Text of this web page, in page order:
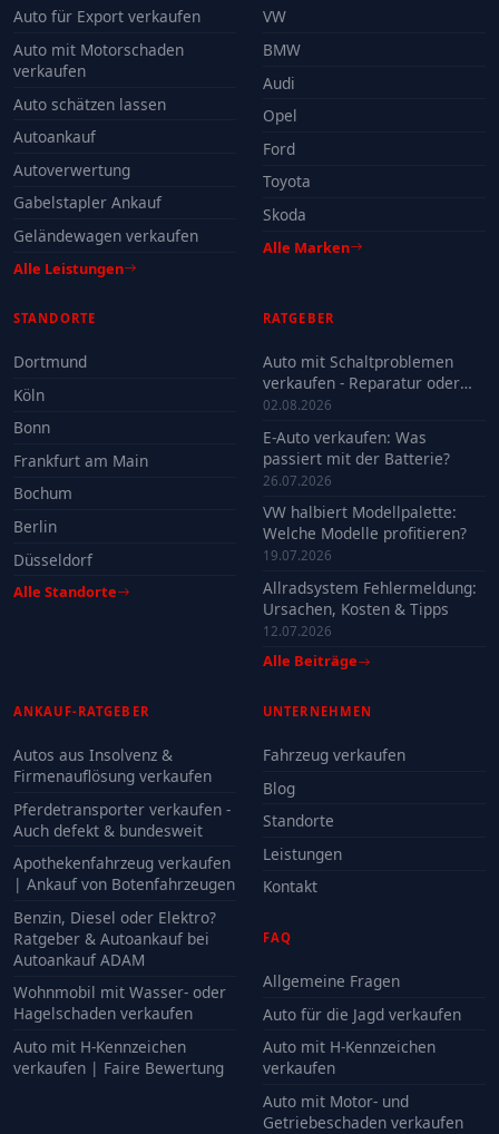
Auto für Export verkaufen
Auto mit Motorschaden
verkaufen
Auto schätzen lassen
Autoankauf
Autoverwertung
Gabelstapler Ankauf
Geländewagen verkaufen
Alle Leistungen
VW
BMW
Audi
Opel
Ford
Toyota
Skoda
Alle Marken
STANDORTE
Dortmund
Köln
Bonn
Frankfurt am Main
Bochum
Berlin
Düsseldorf
Alle Standorte
RATGEBER
Auto mit Schaltproblemen
verkaufen - Reparatur oder
Verkauf?
02.08.2026
E-Auto verkaufen: Was
passiert mit der Batterie?
26.07.2026
VW halbiert Modellpalette:
Welche Modelle profitieren?
19.07.2026
Allradsystem Fehlermeldung:
Ursachen, Kosten & Tipps
12.07.2026
Alle Beiträge
ANKAUF-RATGEBER
Autos aus Insolvenz &
Firmenauflösung verkaufen
Pferdetransporter verkaufen -
Auch defekt & bundesweit
Apothekenfahrzeug verkaufen
| Ankauf von Botenfahrzeugen
Benzin, Diesel oder Elektro?
Ratgeber & Autoankauf bei
Autoankauf ADAM
Wohnmobil mit Wasser- oder
Hagelschaden verkaufen
Auto mit H-Kennzeichen
verkaufen | Faire Bewertung
UNTERNEHMEN
Fahrzeug verkaufen
Blog
Standorte
Leistungen
Kontakt
FAQ
Allgemeine Fragen
Auto für die Jagd verkaufen
Auto mit H-Kennzeichen
verkaufen
Auto mit Motor- und
Getriebeschaden verkaufen